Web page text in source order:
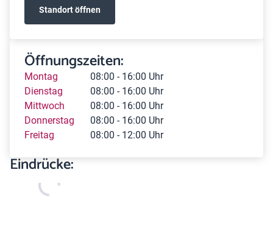
Standort öffnen
Öffnungszeiten:
Montag
08:00 - 16:00 Uhr
Dienstag
08:00 - 16:00 Uhr
Mittwoch
08:00 - 16:00 Uhr
Donnerstag
08:00 - 16:00 Uhr
Freitag
08:00 - 12:00 Uhr
Eindrücke: